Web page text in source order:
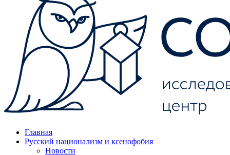
Главная
Русский национализм и ксенофобия
Новости